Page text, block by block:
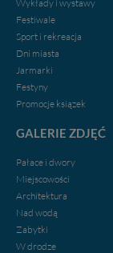
Wykłady i wystawy
Festiwale
Sport i rekreacja
Dni miasta
Jarmarki
Festyny
Promocje ksiązek
GALERIE ZDJĘĆ
Pałace i dwory
Miejscowości
Architektura
Nad wodą
Zabytki
W drodze